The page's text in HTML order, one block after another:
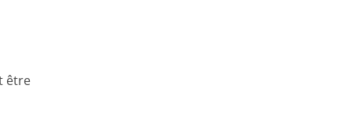
être